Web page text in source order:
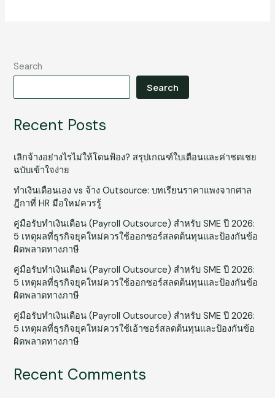
Search
Search
Recent Posts
เลิกจ้างอย่างไรไม่ให้โดนฟ้อง? สรุปเกณฑ์ใบเตือนและค่าชดเชย
ฉบับเข้าใจง่าย
ทำเงินเดือนเอง vs จ้าง Outsource: บทเรียนราคาแพงจากศาล
ฎีกาที่ HR มือใหม่ควรรู้
คู่มือรับทำเงินเดือน (Payroll Outsource) สำหรับ SME ปี 2026:
5 เหตุผลที่ธุรกิจยุคใหม่ควรใช้ออกซอร์สลดต้นทุนและป้องกันข้อ
ผิดพลาดทางภาษี
คู่มือรับทำเงินเดือน (Payroll Outsource) สำหรับ SME ปี 2026:
5 เหตุผลที่ธุรกิจยุคใหม่ควรใช้ออกซอร์สลดต้นทุนและป้องกันข้อ
ผิดพลาดทางภาษี
คู่มือรับทำเงินเดือน (Payroll Outsource) สำหรับ SME ปี 2026:
5 เหตุผลที่ธุรกิจยุคใหม่ควรใช้เอ้าซอร์สลดต้นทุนและป้องกันข้อ
ผิดพลาดทางภาษี
Recent Comments